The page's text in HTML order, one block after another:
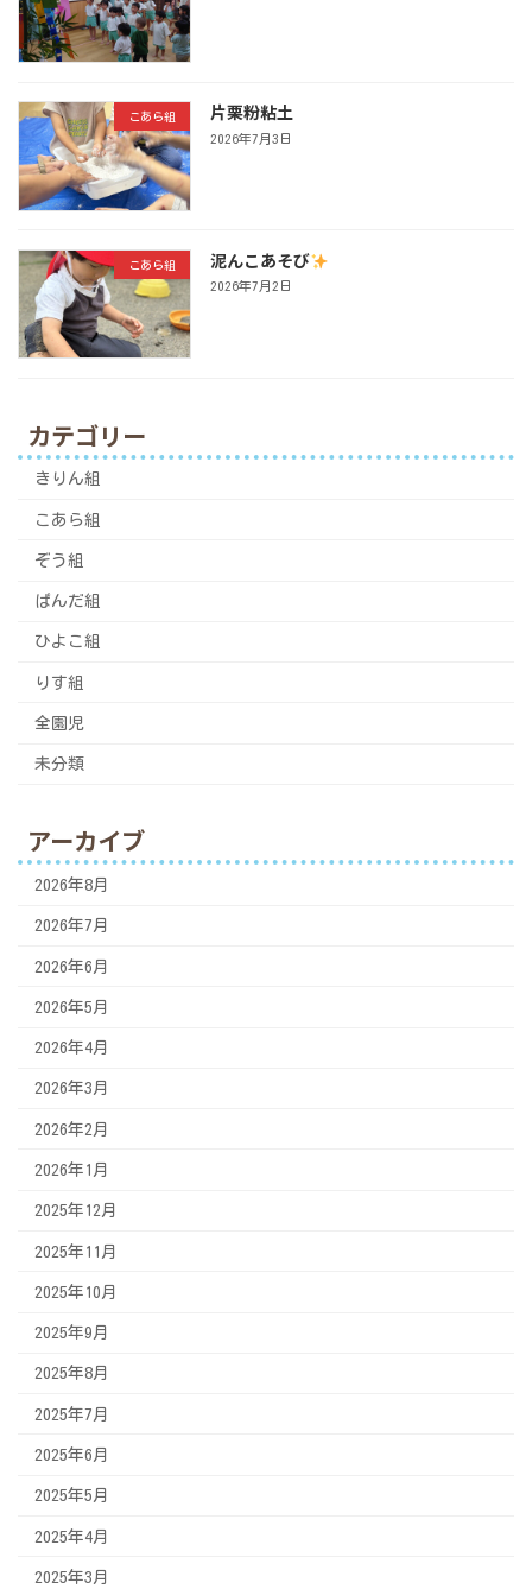
こあら組 片栗粉粘土
2026年7月3日
こあら組 泥んこあそび
2026年7月2日
カテゴリー
きりん組
こあら組
ぞう組
ぱんだ組
ひよこ組
りす組
全園児
未分類
アーカイブ
2026年8月
2026年7月
2026年6月
2026年5月
2026年4月
2026年3月
2026年2月
2026年1月
2025年12月
2025年11月
2025年10月
2025年9月
2025年8月
2025年7月
2025年6月
2025年5月
2025年4月
2025年3月